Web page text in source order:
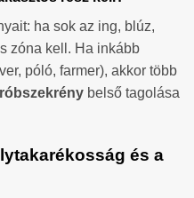
ha sok az ing, blúz,
zóna kell. Ha inkább
póló, farmer), akkor több
belső tagolása
és a